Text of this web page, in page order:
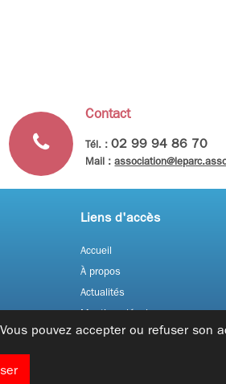
Contact
Tél. :02 99 94 86 70
Mail :
Liens d'accès
Accueil
À propos
Actualités
Politique de
pouvez accepter ou refuser son